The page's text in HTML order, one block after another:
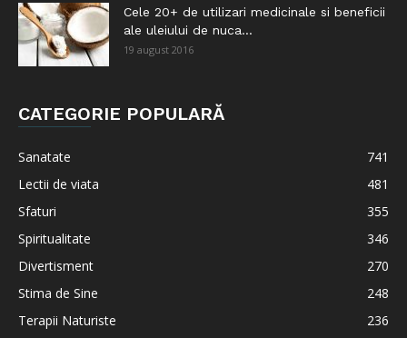
Cele 20+ de utilizari medicinale si beneficii
ale uleiului de nuca...
19 august 2016
CATEGORIE POPULARĂ
Sanatate
741
Lectii de viata
481
Sfaturi
355
Spiritualitate
346
Divertisment
270
Stima de Sine
248
Terapii Naturiste
236